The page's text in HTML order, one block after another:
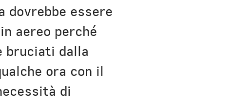
dovrebbe essere
aereo perché
bruciati dalla
ora con il
di